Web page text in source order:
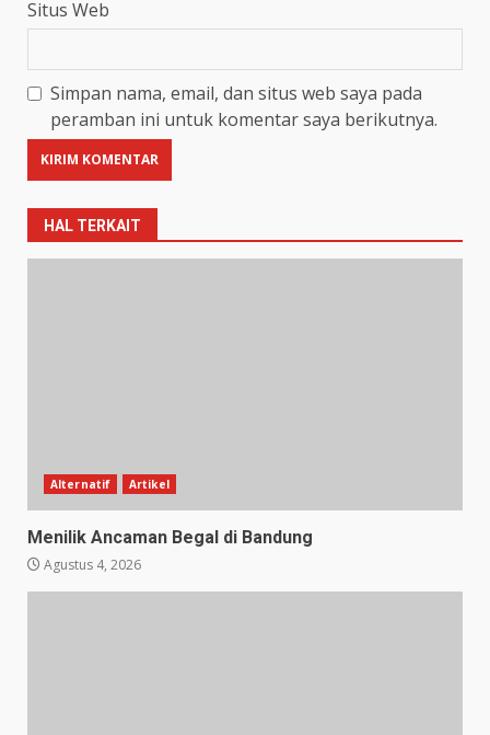
Situs Web
Simpan nama, email, dan situs web saya pada
peramban ini untuk komentar saya berikutnya.
HAL TERKAIT
Alternatif Artikel
Menilik Ancaman Begal di Bandung
Agustus 4, 2026